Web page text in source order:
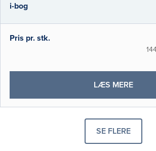
udviklingen og v
i-bog
Pris pr. stk.
LÆS MEREOM
I
(I-
SE FLERE
PRODUKTER